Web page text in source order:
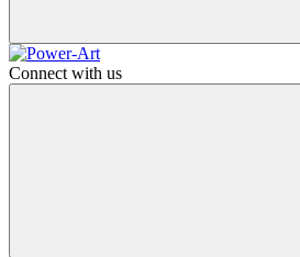
Connect with us